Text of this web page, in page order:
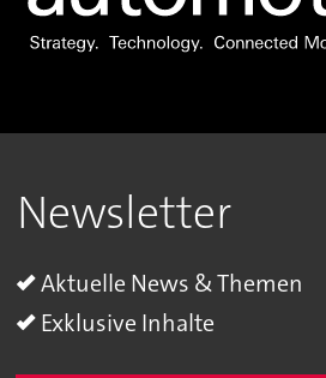
Newsletter
Aktuelle News & Themen
Exklusive Inhalte